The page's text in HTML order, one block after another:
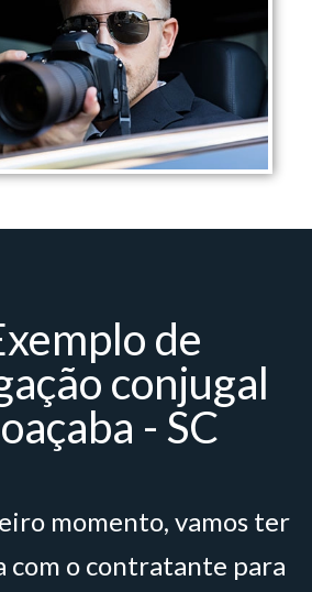
de
conjugal
- SC
momento, vamos ter
com o contratante para